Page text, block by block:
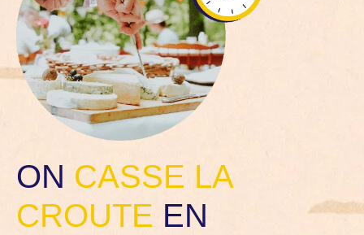
ON CASSE LA
CROUTE EN